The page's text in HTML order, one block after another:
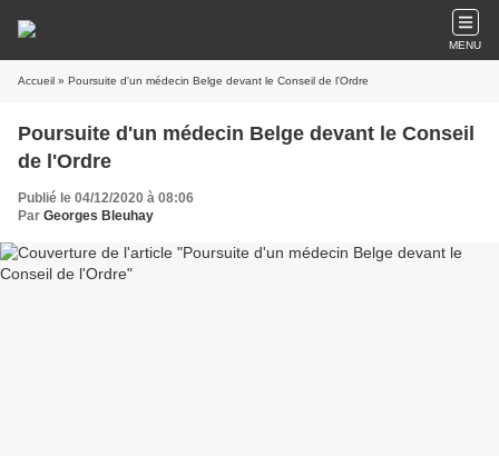
MENU
Accueil » Poursuite d'un médecin Belge devant le Conseil de l'Ordre
Poursuite d'un médecin Belge devant le Conseil
de l'Ordre
Publié le 04/12/2020 à 08:06
Par Georges Bleuhay